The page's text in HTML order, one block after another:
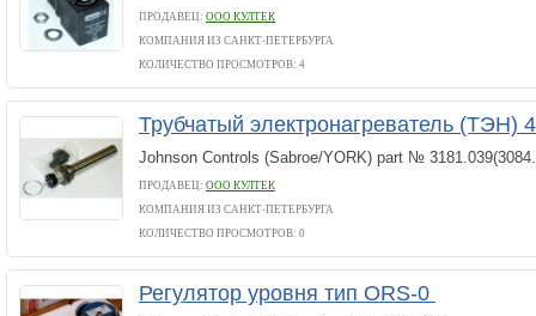
ПРОДАВЕЦ: ООО КУЛТЕК
КОМПАНИЯ ИЗ САНКТ-ПЕТЕРБУРГА
КОЛИЧЕСТВО ПРОСМОТРОВ: 4
Трубчатый электронагреватель (ТЭН)
Johnson Controls (Sabroe/YORK) part №
ПРОДАВЕЦ: ООО КУЛТЕК
КОМПАНИЯ ИЗ САНКТ-ПЕТЕРБУРГА
КОЛИЧЕСТВО ПРОСМОТРОВ: 0
Регулятор уровня тип ORS-0